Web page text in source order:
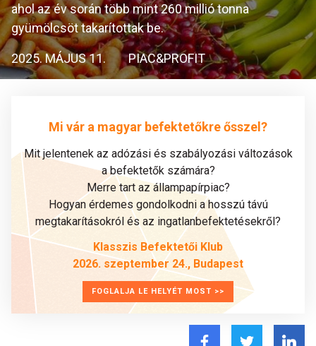
ahol az év során több mint 260 millió tonna
gyümölcsöt takarítottak be.
2025. MÁJUS 11. PIAC&PROFIT
Mi vár a magyar befektetőkre ősszel?
Mit jelentenek az adózási és szabályozási változások
a befektetők számára?
Merre tart az állampapírpiac?
Hogyan érdemes gondolkodni a hosszú távú
megtakarításokról és az ingatlanbefektetésekről?
Klasszis Befektetői Klub
2026. szeptember 24., Budapest
FOGLALJA LE HELYÉT MOST >>